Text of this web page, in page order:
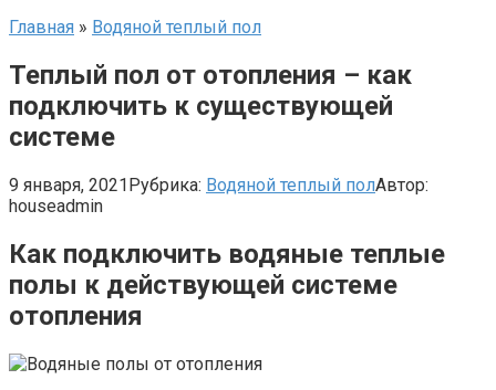
Главная » Водяной теплый пол
Теплый пол от отопления – как
подключить к существующей
системе
9 января, 2021Рубрика: Водяной теплый полАвтор:
houseadmin
Как подключить водяные теплые
полы к действующей системе
отопления